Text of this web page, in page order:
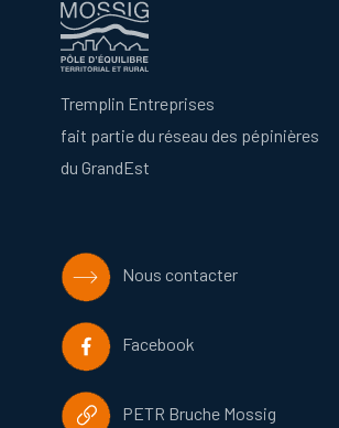
Tremplin Entreprises
fait partie du réseau des pépinières
du GrandEst
Nous contacter
Facebook
PETR Bruche Mossig